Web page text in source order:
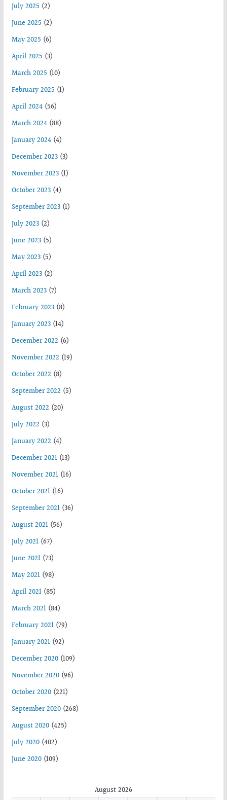
July 2025 (2)
June 2025 (2)
May 2025 (6)
April 2025 (3)
March 2025 (10)
February 2025 (1)
April 2024(56)
March 2024(88)
January 2024(4)
December 2023(3)
November 2023(1)
October 2023(4)
September 2023(1)
July 2023(2)
June 2023(5)
May 2023(5)
April 2023(2)
March 2023(7)
February 2023(8)
January 2023(14)
December 2022 (6)
November 2022 (19)
October 2022 (8)
September 2022 (5)
August 2022 (20)
July 2022 (3)
January 2022 (4)
December 2021(13)
November 2021(16)
October 2021(16)
September 2021(36)
August 2021(56)
July 2021(67)
June 2021(73)
May 2021(98)
April 2021(85)
March 2021(84)
February 2021(79)
January 2021(92)
December 2020(109)
November 2020(96)
October 2020(221)
September 2020(268)
August 2020(425)
July 2020(402)
June 2020(109)
August 2026